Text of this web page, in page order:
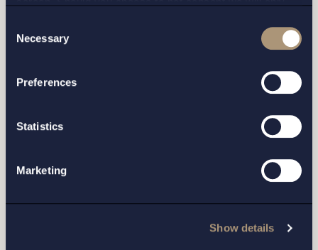
andprivacy policy
for more details on cookies and our
Selection
Necessary
Preferences
Statistics
Marketing
Show details
STOCKHOLM